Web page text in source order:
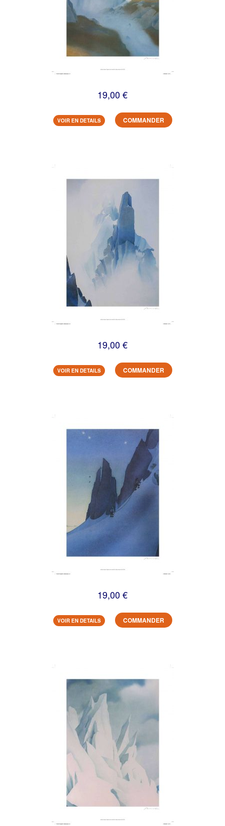
19,00 €
VOIR EN DETAILS COMMANDER
19,00 €
VOIR EN DETAILS COMMANDER
19,00 €
VOIR EN DETAILS COMMANDER